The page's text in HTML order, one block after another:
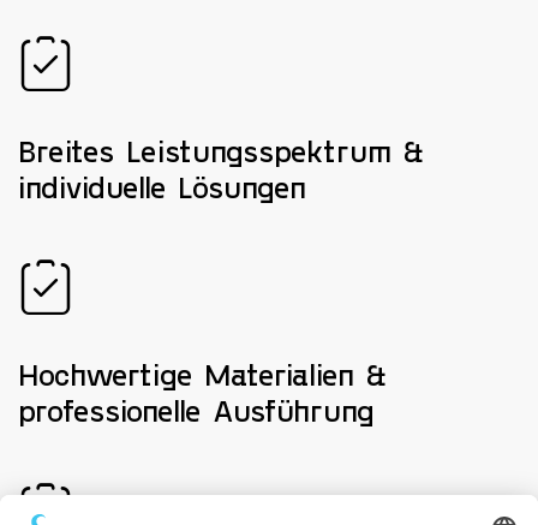
Breites Leistungsspektrum &
individuelle Lösungen
Hochwertige Materialien &
professionelle Ausführung